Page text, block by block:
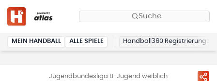
Suche
MEIN HANDBALL ALLE SPIELE Handball360 Registrierung
Jugendbundesliga B-Jugend weiblich